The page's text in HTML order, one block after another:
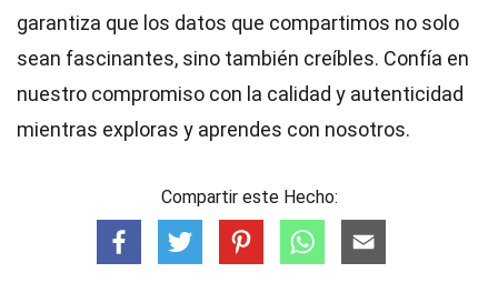
garantiza que los datos que compartimos no solo
sean fascinantes, sino también creíbles. Confía en
nuestro compromiso con la calidad y autenticidad
mientras exploras y aprendes con nosotros.
Compartir este Hecho: